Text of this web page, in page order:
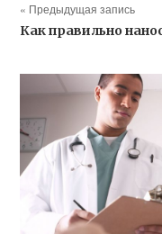
« Предыдущая запись
Как правильно